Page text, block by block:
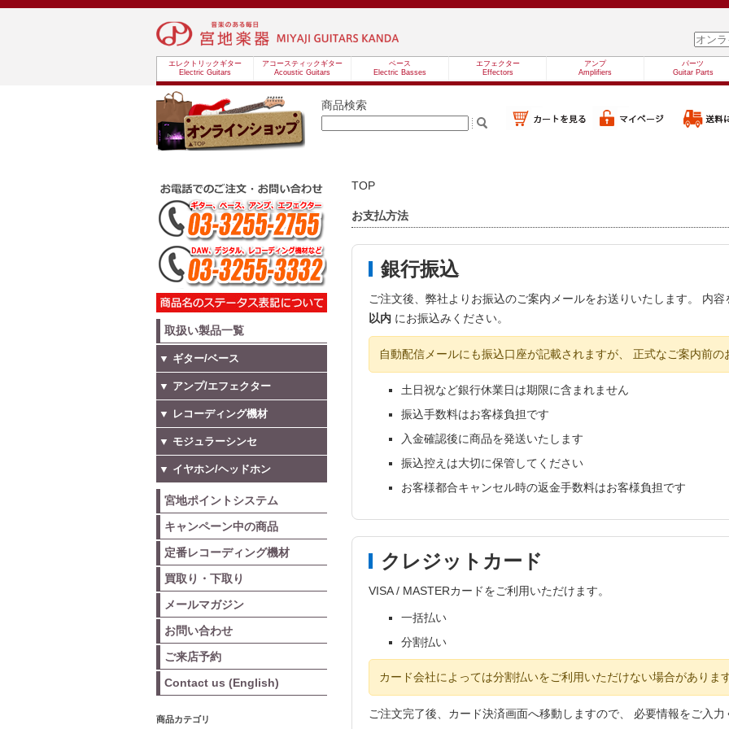
エレクトリックギター
Electric Guitars
アコースティックギター
Acoustic Guitars
ベース
Electric Basses
エフェクター
Effectors
アンプ
Amplifiers
パーツ
Guitar Parts
商品検索
TOP
お支払方法
銀行振込
ご注文後、弊社よりお振込のご案内メールをお送りいたします。 内
以内 にお振込みください。
自動配信メールにも振込口座が記載されますが、 正式なご案内前の
土日祝など銀行休業日は期限に含まれません
振込手数料はお客様負担です
入金確認後に商品を発送いたします
振込控えは大切に保管してください
お客様都合キャンセル時の返金手数料はお客様負担です
クレジットカード
VISA / MASTERカードをご利用いただけます。
一括払い
分割払い
カード会社によっては分割払いをご利用いただけない場合があります
ご注文完了後、カード決済画面へ移動しますので、 必要情報をご入力
取扱い製品一覧
▼ ギター/ベース
▼ アンプ/エフェクター
▼ レコーディング機材
▼ モジュラーシンセ
▼ イヤホン/ヘッドホン
宮地ポイントシステム
キャンペーン中の商品
定番レコーディング機材
買取り・下取り
メールマガジン
お問い合わせ
ご来店予約
Contact us (English)
商品カテゴリ